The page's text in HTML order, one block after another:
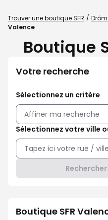
Trouver une boutique SFR
Valence
Boutique
Votre recherche
Sélectionnez un critère
Affiner ma recherche
Sélectionnez votre ville
Boutique SFR